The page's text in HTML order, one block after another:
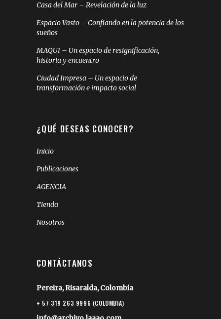
Casa del Mar – Revelación de la luz
Espacio Vasto – Confiando en la potencia de los
sueños
MAQUI – Un espacio de resignificación,
historia y encuentro
Ciudad Impresa – Un espacio de
transformación e impacto social
¿QUÉ DESEAS CONOCER?
Inicio
Publicaciones
AGENCIA
Tienda
Nosotros
CONTÁCTANOS
Pereira, Risaralda, Colombia
+ 57 319 263 9996 (COLOMBIA)